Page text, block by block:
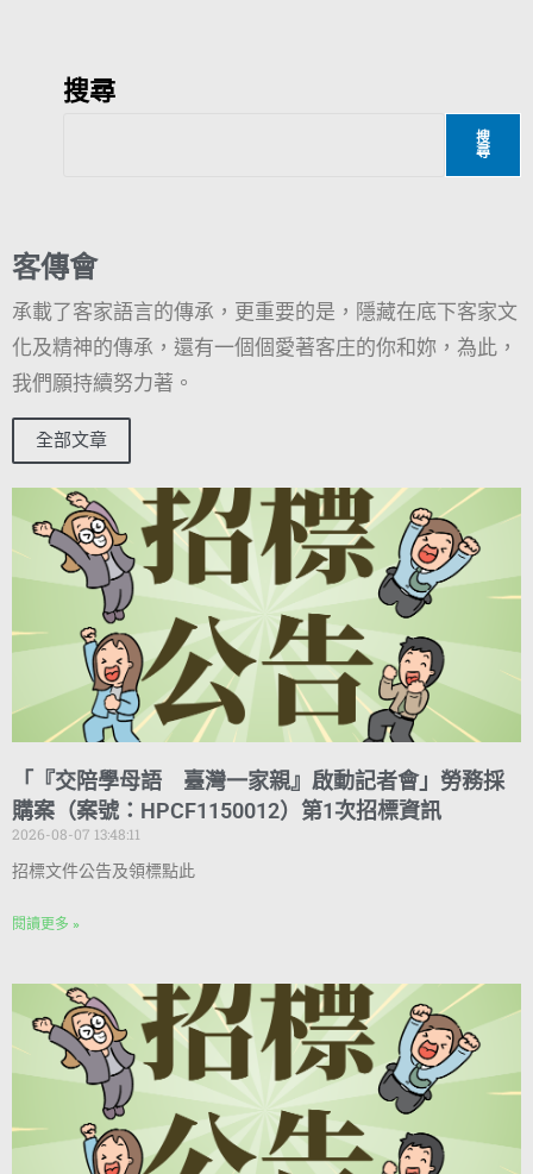
搜尋
搜
尋
客傳會
承載了客家語言的傳承，更重要的是，隱藏在底下客家文
化及精神的傳承，還有一個個愛著客庄的你和妳，為此，
我們願持續努力著。
全部文章
「『交陪學母語 臺灣一家親』啟動記者會」勞務採
購案（案號：HPCF1150012）第1次招標資訊
2026-08-07 13:48:11
招標文件公告及領標點此
閱讀更多 »